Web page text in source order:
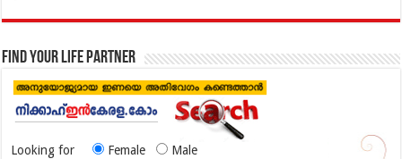
Find your life partner
Looking for Female Male